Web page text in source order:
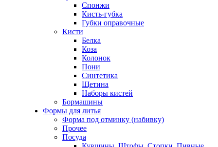
Спонжи
Кисть-губка
Губки оправочные
Кисти
Белка
Коза
Колонок
Пони
Синтетика
Щетина
Наборы кистей
Бормашины
Формы для литья
Форма под отминку (набивку)
Прочее
Посуда